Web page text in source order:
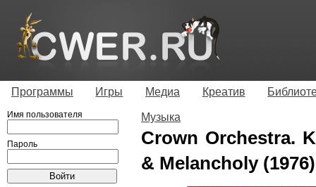
Программы Игры Медиа Креатив
Музыка
Crown Orchestra.
& Melancholy (1976)
Имя пользователя
Пароль